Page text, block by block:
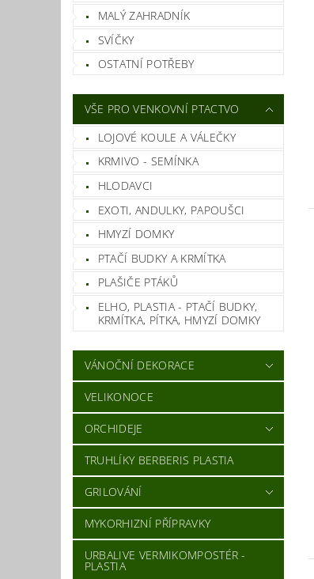
MALÝ ZAHRADNÍK
SVÍČKY
OSTATNÍ POTŘEBY
VŠE PRO VENKOVNÍ PTACTVO
LOJOVÉ KOULE A VÁLEČKY
KRMIVO - SEMÍNKA
HLODAVCI
EXOTI, ANDULKY, PAPOUŠCI
HMYZÍ DOMKY
PTAČÍ BUDKY A KRMÍTKA
PLAŠIČE PTÁKŮ
ELHO, PLASTIA - PTAČÍ BUDKY,
KRMÍTKA, PÍTKA, HMYZÍ DOMKY
VÁNOČNÍ DEKORACE
VELIKONOCE
ORCHIDEJE
TRUHLÍKY BERBERIS PLASTIA
GRILOVÁNÍ
MYKORHIZNÍ PŘÍPRAVKY
URBALIVE VERMIKOMPOSTÉR -
PLASTIA